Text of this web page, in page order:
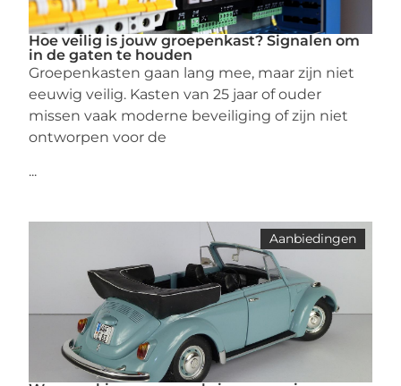
Hoe veilig is jouw groepenkast? Signalen om
in de gaten te houden
Groepenkasten gaan lang mee, maar zijn niet
eeuwig veilig. Kasten van 25 jaar of ouder
missen vaak moderne beveiliging of zijn niet
ontworpen voor de
...
Aanbiedingen